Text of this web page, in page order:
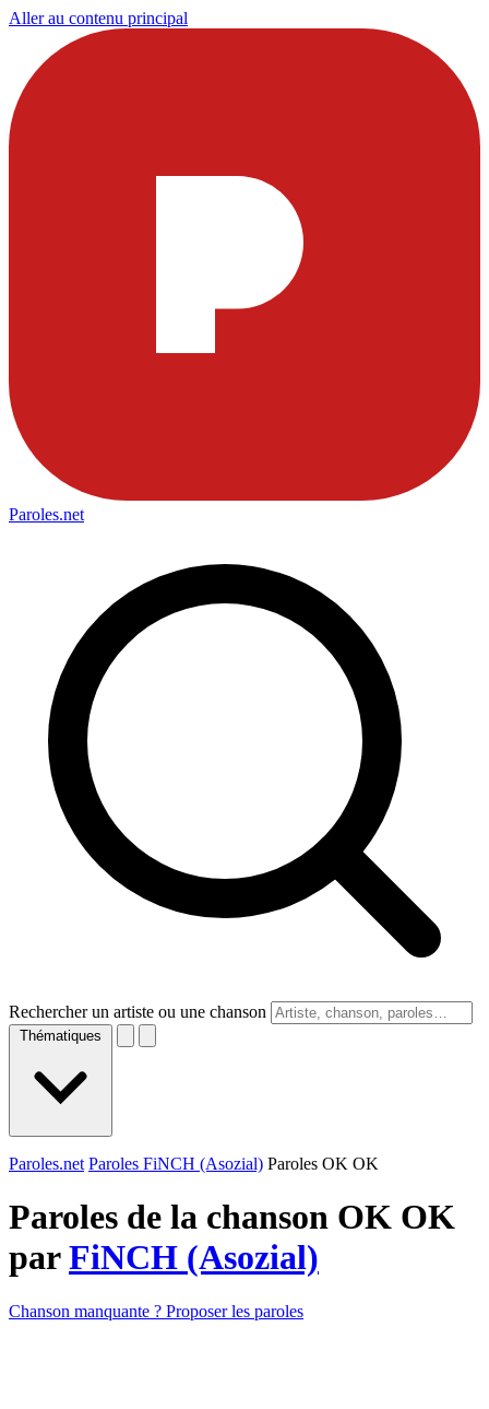
Aller au contenu principal
Paroles.net
Rechercher un artiste ou une chanson
Thématiques
Paroles.net Paroles FiNCH (Asozial) Paroles OK OK
Paroles de la chanson OK OK
parFiNCH (Asozial)
Chanson manquante ? Proposer les paroles